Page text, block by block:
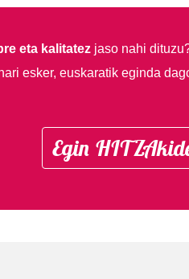
eta kalitatezjaso nahi
esker, euskaratik eginda
Egin